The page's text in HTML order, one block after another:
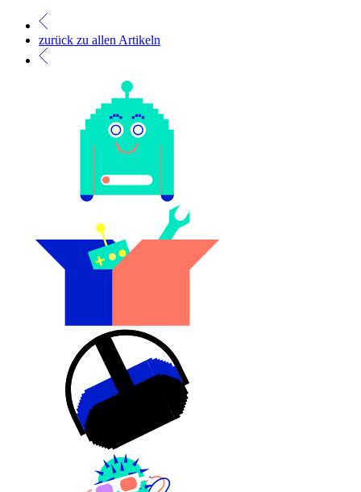
zurück zu allen Artikeln